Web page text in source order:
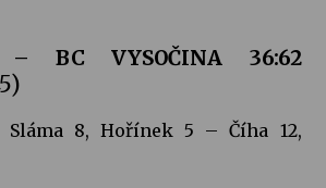
prázdnin
7. 2026
– BC VYSOČINA 36:62
Sláma 8, Hořínek 5 – Číha 12,